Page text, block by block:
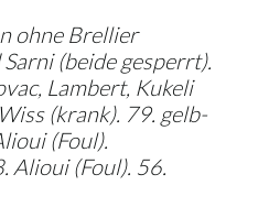
ohne Brellier
(beide gesperrt).
Lambert, Kukeli
(krank). 79. gelb-
(Foul).
Alioui (Foul). 56.